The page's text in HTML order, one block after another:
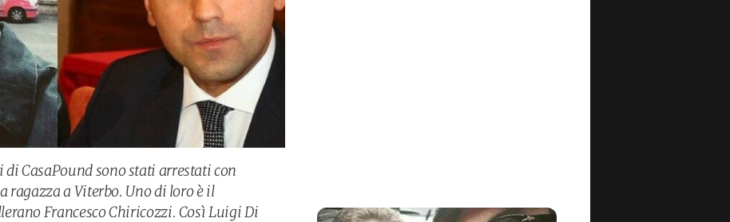
CasaPound sono stati arrestati con
ragazza a Viterbo. Uno di loro è il
Francesco Chiricozzi. Così Luigi Di